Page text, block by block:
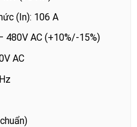
(In): 106 A
480V AC (+10%/-15%)
AC